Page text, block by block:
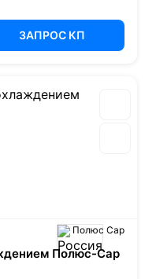
ЗАПРОС КП
Полюс Сар
Полюс-Сар